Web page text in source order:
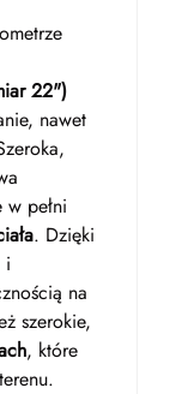
22")
nawet
pełni
. Dzięki
i
na
szerokie,
, które